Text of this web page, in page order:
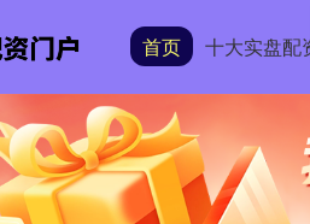
首页 十大实盘配